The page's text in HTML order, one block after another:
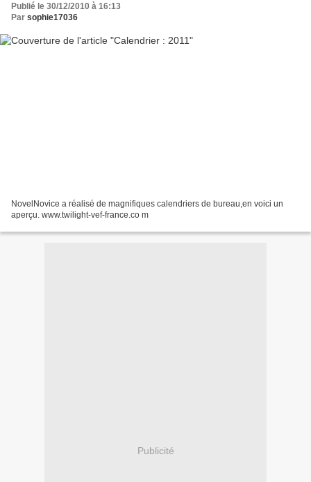
Publié le 30/12/2010 à 16:13
Par sophie17036
NovelNovice a réalisé de magnifiques calendriers de bureau,en voici un
aperçu. www.twilight-vef-france.co m
Publicité